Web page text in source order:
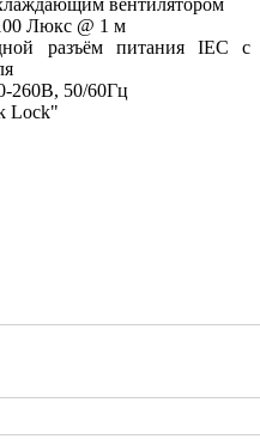
вентилятором
Люкс @ 1 м
разъём питания IEC с
260В, 50/60Гц
Lock"